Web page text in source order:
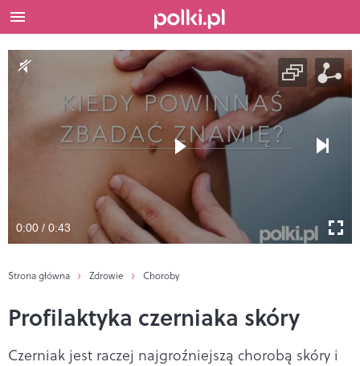
0:00 / 0:43
Strona główna Zdrowie Choroby
Profilaktyka czerniaka skóry
Czerniak jest raczej najgroźniejszą chorobą skóry i